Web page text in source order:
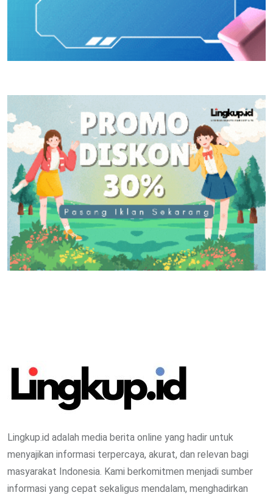
Lingkup.id adalah media berita online yang hadir untuk
menyajikan informasi terpercaya, akurat, dan relevan bagi
masyarakat Indonesia. Kami berkomitmen menjadi sumber
informasi yang cepat sekaligus mendalam, menghadirkan